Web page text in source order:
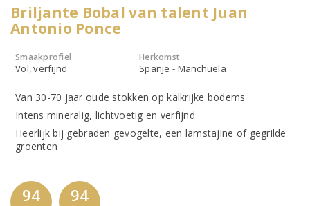
Briljante Bobal van talent Juan
Antonio Ponce
Smaakprofiel
Vol, verfijnd
Herkomst
Spanje - Manchuela
Van 30-70 jaar oude stokken op kalkrijke bodems
Intens mineralig, lichtvoetig en verfijnd
Heerlijk bij gebraden gevogelte, een lamstajine of gegrilde
groenten
94 94